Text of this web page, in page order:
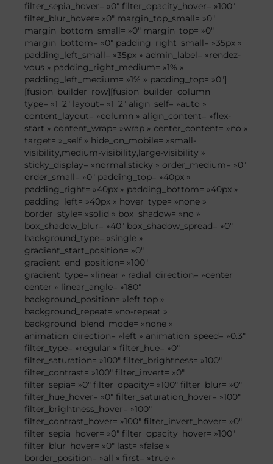
filter_sepia_hover= »0″ filter_opacity_hover= »100″
filter_blur_hover= »0″ margin_top_small= »0″
margin_bottom_small= »0″ margin_top= »0″
margin_bottom= »0″ padding_right_small= »35px »
padding_left_small= »35px » admin_label= »rendez-
vous » padding_right_medium= »1% »
padding_left_medium= »1% » padding_top= »0″]
[fusion_builder_row][fusion_builder_column
type= »1_2″ layout= »1_2″ align_self= »auto »
content_layout= »column » align_content= »flex-
start » content_wrap= »wrap » center_content= »no »
target= »_self » hide_on_mobile= »small-
visibility,medium-visibility,large-visibility »
sticky_display= »normal,sticky » order_medium= »0″
order_small= »0″ padding_top= »40px »
padding_right= »40px » padding_bottom= »40px »
padding_left= »40px » hover_type= »none »
border_style= »solid » box_shadow= »no »
box_shadow_blur= »40″ box_shadow_spread= »0″
background_type= »single »
gradient_start_position= »0″
gradient_end_position= »100″
gradient_type= »linear » radial_direction= »center
center » linear_angle= »180″
background_position= »left top »
background_repeat= »no-repeat »
background_blend_mode= »none »
animation_direction= »left » animation_speed= »0.3″
filter_type= »regular » filter_hue= »0″
filter_saturation= »100″ filter_brightness= »100″
filter_contrast= »100″ filter_invert= »0″
filter_sepia= »0″ filter_opacity= »100″ filter_blur= »0″
filter_hue_hover= »0″ filter_saturation_hover= »100″
filter_brightness_hover= »100″
filter_contrast_hover= »100″ filter_invert_hover= »0″
filter_sepia_hover= »0″ filter_opacity_hover= »100″
filter_blur_hover= »0″ last= »false »
border_position= »all » first= »true »